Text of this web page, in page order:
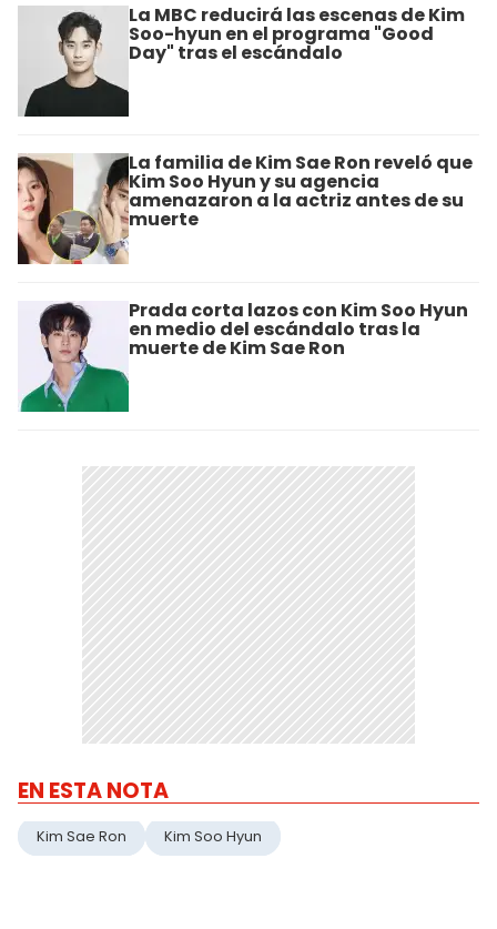
La MBC reducirá las escenas de Kim
Soo-hyun en el programa "Good
Day" tras el escándalo
La familia de Kim Sae Ron reveló que
Kim Soo Hyun y su agencia
amenazaron a la actriz antes de su
muerte
Prada corta lazos con Kim Soo Hyun
en medio del escándalo tras la
muerte de Kim Sae Ron
EN ESTA NOTA
Kim Sae Ron Kim Soo Hyun